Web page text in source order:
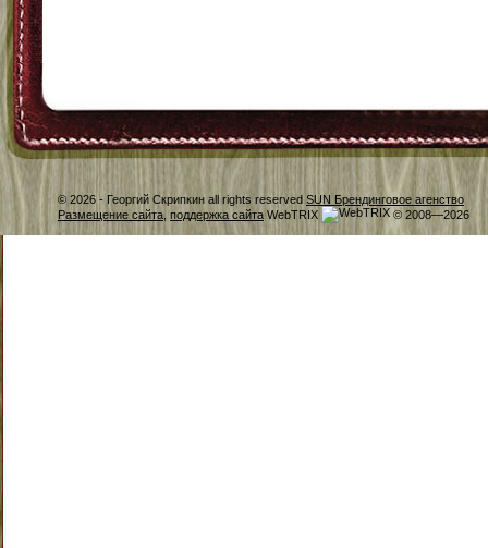
© 2026 - Георгий Скрипкин all rights reserved SUN Брендинговое агенство
Размещение сайта, поддержка сайта WebTRIX © 2008—2026